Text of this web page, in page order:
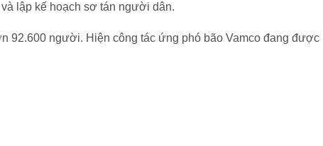
lập kế hoạch sơ tán người dân.
92.600 người. Hiện công tác ứng phó bão Vamco đang được